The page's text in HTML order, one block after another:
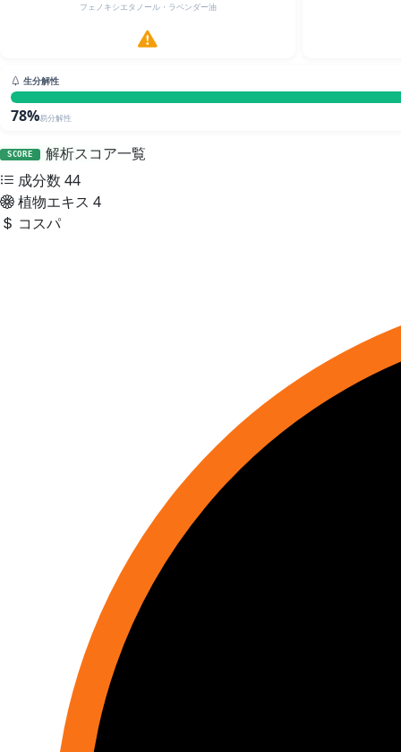
フェノキシエタノール・ラベンダー油
生分解性
78%易分解性
SCORE
解析スコア一覧
成分数44
植物エキス 4
コスパ